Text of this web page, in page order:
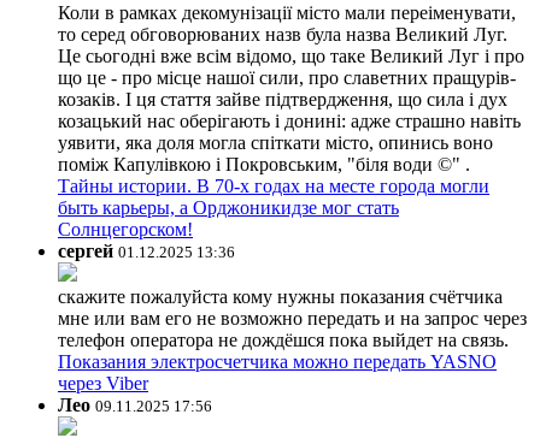
Коли в рамках декомунізації місто мали переіменувати,
то серед обговорюваних назв була назва Великий Луг.
Це сьогодні вже всім відомо, що таке Великий Луг і про
що це - про місце нашої сили, про славетних пращурів-
козаків. І ця стаття зайве підтвердження, що сила і дух
козацький нас оберігають і донині: адже страшно навіть
уявити, яка доля могла спіткати місто, опинись воно
поміж Капулівкою і Покровським, "біля води ©" .
Тайны истории. В 70-х годах на месте города могли
быть карьеры, а Орджоникидзе мог стать
Солнцегорском!
сергей 01.12.2025 13:36
скажите пожалуйста кому нужны показания счётчика
мне или вам его не возможно передать и на запрос через
телефон оператора не дождёшся пока выйдет на связь.
Показания электросчетчика можно передать YASNO
через Viber
Лео 09.11.2025 17:56